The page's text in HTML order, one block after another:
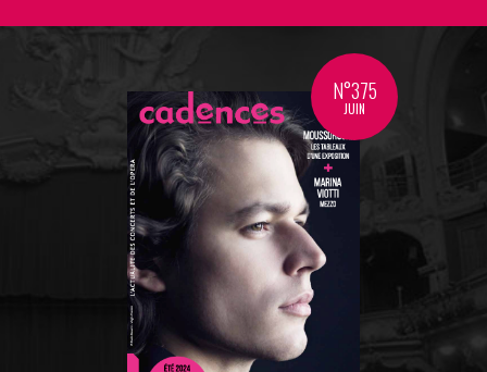
N°375
JUIN